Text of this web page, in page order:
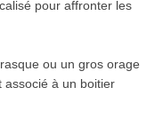
pour affronter les
ou un gros orage
associé à un boitier